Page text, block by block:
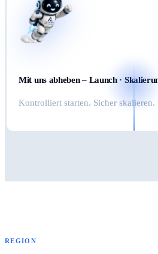
Mit uns abheben – Launch ·
Kontrolliert starten. Sicher skalieren.
REGION